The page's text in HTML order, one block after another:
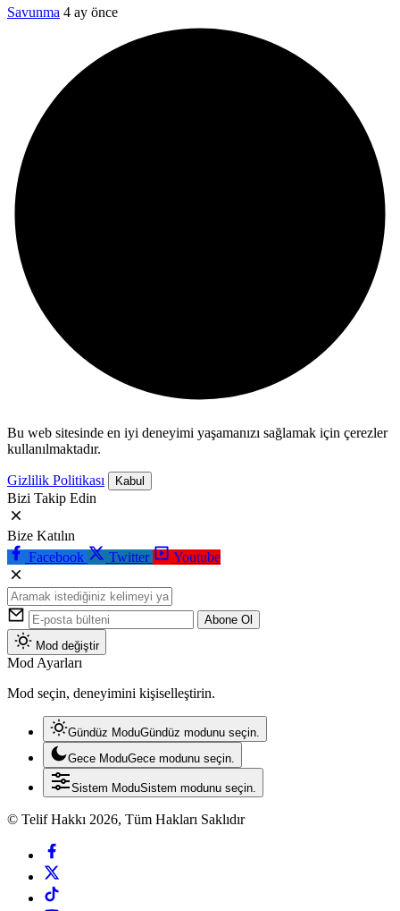
Savunma 4 ay önce
Bu web sitesinde en iyi deneyimi yaşamanızı sağlamak için çerezler
kullanılmaktadır.
Gizlilik Politikası Kabul
Bizi Takip Edin
Bize Katılın
Facebook
Twitter Youtube
Abone Ol
Mod değiştir
Mod Ayarları
Mod seçin, deneyimini kişiselleştirin.
Gündüz ModuGündüz modunu seçin.
Gece ModuGece modunu seçin.
Sistem ModuSistem modunu seçin.
© Telif Hakkı 2026, Tüm Hakları Saklıdır